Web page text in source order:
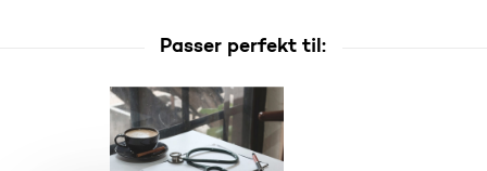
Passer perfekt til: